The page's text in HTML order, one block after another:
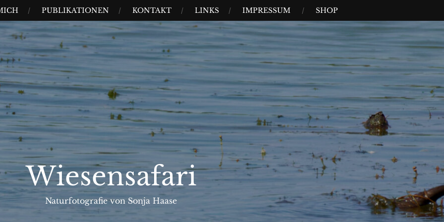
PUBLIKATIONEN KONTAKT LINKS IMPRESSUM SHOP
Wiesensafari
Naturfotografie von Sonja Haase